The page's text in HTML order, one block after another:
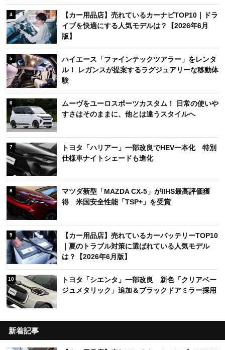
4
【カー用品店】売れているカーナビTOP10｜ドラ
イブを快適にする人気モデルは？【2026年6月
版】
5
ハイエース「ファインテックツアラー」をレンタ
ル！ レガンスが提案するラグジュアリーな移動体
験
6
ムーヴをユーロスポーツカスタム！ 日常の使いや
すさはそのままに、他とは違うスタイルへ
7
トヨタ「ハリアー」一部改良でHEV一本化 特別
仕様車ナイトシェードも進化
8
マツダ新型「MAZDA CX-5」がIIHS最高評価獲
得 米国安全性能「TSP+」を受賞
9
【カー用品店】売れているカーバッテリーTOP10
｜夏のトラブル対策に選ばれている人気モデル
は？【2026年6月版】
10
トヨタ「シエンタ」一部改良 新色「クリアベー
ジュメタリック」追加＆ブラックドアミラー採用
新着記事